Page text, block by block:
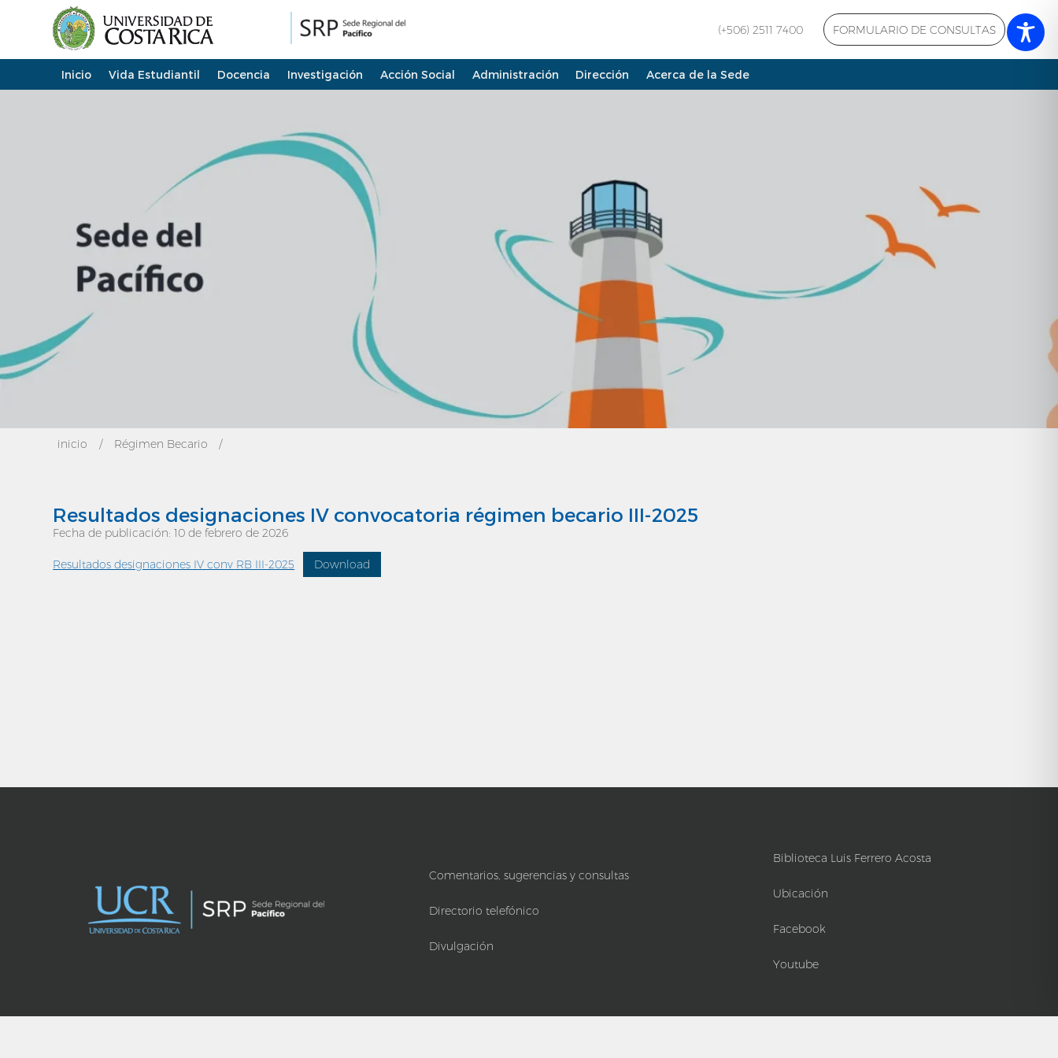
(+506) 2511 7400 FORMULARIO DE CONSULTAS
Inicio Vida Estudiantil Docencia Investigación Acción Social Administración Dirección Acerca de la Sede
inicio / Régimen Becario /
Resultados designaciones IV convocatoria régimen becario III-2025
Fecha de publicación: 10 de febrero de 2026
Resultados designaciones IV conv RB III-2025 Download
Comentarios, sugerencias y consultas
Directorio telefónico
Divulgación
Biblioteca Luis Ferrero Acosta
Ubicación
Facebook
Youtube